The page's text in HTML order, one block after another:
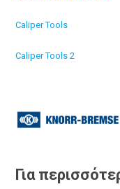
Caliper Tools
Caliper Tools 2
Για